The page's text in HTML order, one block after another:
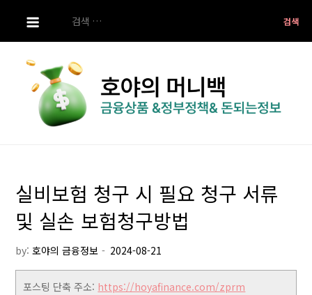
i
색:
실비보험 청구 시 필요 청구 서류
및 실손 보험청구방법
by:호야의 금융정보
포스팅 단축 주소: https://hoyafinance.com/zprm